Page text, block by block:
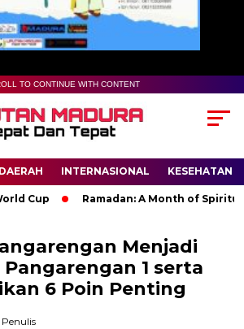
TO CONTINUE WITH CONTENT
DAERAH INTERNASIONAL KESEHATAN
Ramadan: A Month of Spiritual
Menjadi
Pangarengan 1 serta
6 Poin Penting